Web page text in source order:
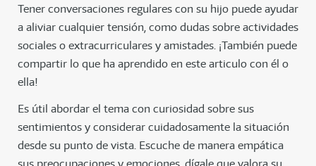
Tener conversaciones regulares con su hijo puede ayudar
a aliviar cualquier tensión, como dudas sobre actividades
sociales o extracurriculares y amistades. ¡También puede
compartir lo que ha aprendido en este articulo con él o
ella!
Es útil abordar el tema con curiosidad sobre sus
sentimientos y considerar cuidadosamente la situación
desde su punto de vista. Escuche de manera empática